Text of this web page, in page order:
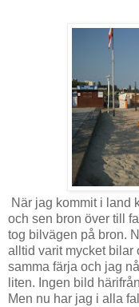
När jag kommit i land
och sen bron över till
tog bilvägen på bron.
alltid varit mycket bilar
samma färja och jag
liten. Ingen bild
Men nu har jag i alla